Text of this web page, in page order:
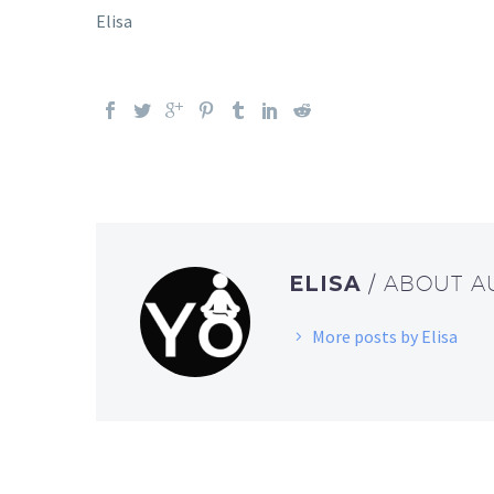
Elisa
ELISA / ABOUT
More posts by Elisa